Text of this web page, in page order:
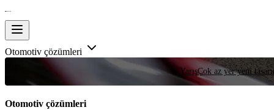
Otomotiv çözümleri
YarışÇok az yer yeni
Otomotiv çözümleri